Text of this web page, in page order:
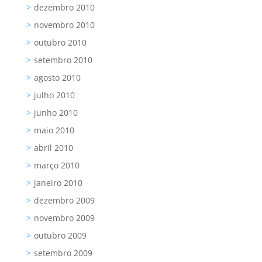
dezembro 2010
novembro 2010
outubro 2010
setembro 2010
agosto 2010
julho 2010
junho 2010
maio 2010
abril 2010
março 2010
janeiro 2010
dezembro 2009
novembro 2009
outubro 2009
setembro 2009